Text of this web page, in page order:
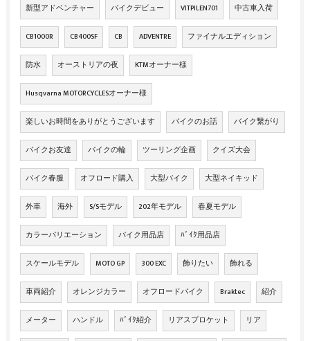
新型アドベンチャー バイクデビュー VITPILEN701 中古車入荷
CB1000R CB400SF CB ADVENTRE ファイナルエディション
防水 オーストリアの夜 KTMオーナー様
Husqvarna MOTORCYCLESオーナー様
楽しいお時間をありがとうございます バイクのお話 バイク繋がり
バイクお友達 バイクの輪 ツーリング企画 クイズ大会
バイク春服 オフロード購入 大型バイク 大型ネイキッド
外車 海外 S/Sモデル 202年モデル 春夏モデル
カラーバリエーション バイク用品店 ﾊﾞｲｸ用品店
スケールモデル MOTO GP 300 EXC 飾りたい 飾れる
車両紹介 オレンジカラー オフロードバイク Braktec 紹介
メーター ハンドル ﾊﾞｲｸ紹介 リアスプロケット リア